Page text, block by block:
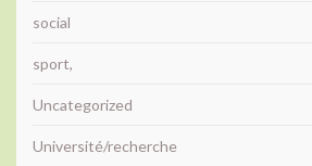
social
sport,
Uncategorized
Université/recherche